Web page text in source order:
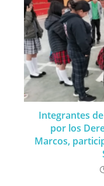
Integrantes
por los
Marcos,